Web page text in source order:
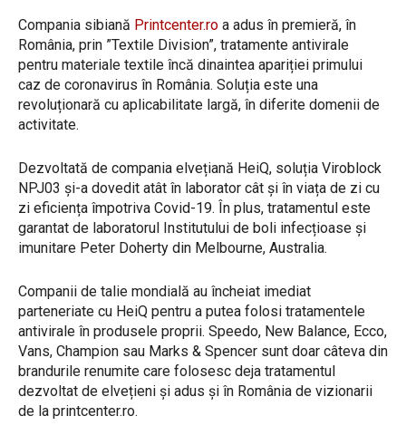
Compania sibiană Printcenter.ro a adus în premieră, în
România, prin ”Textile Division”, tratamente antivirale
pentru materiale textile încă dinaintea apariției primului
caz de coronavirus în România. Soluția este una
revoluționară cu aplicabilitate largă, în diferite domenii de
activitate.
Dezvoltată de compania elvețiană HeiQ, soluția Viroblock
NPJ03 și-a dovedit atât în laborator cât și în viața de zi cu
zi eficiența împotriva Covid-19. În plus, tratamentul este
garantat de laboratorul Institutului de boli infecțioase și
imunitare Peter Doherty din Melbourne, Australia.
Companii de talie mondială au încheiat imediat
parteneriate cu HeiQ pentru a putea folosi tratamentele
antivirale în produsele proprii. Speedo, New Balance, Ecco,
Vans, Champion sau Marks & Spencer sunt doar câteva din
brandurile renumite care folosesc deja tratamentul
dezvoltat de elvețieni și adus și în România de vizionarii
de la printcenter.ro.